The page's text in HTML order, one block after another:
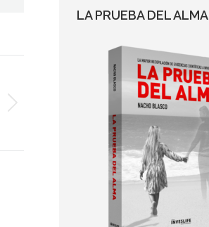
LA PRUEBA DEL ALMA